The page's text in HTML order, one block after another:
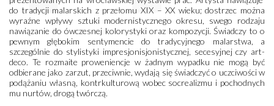
do tradycji malarskich z przełomu XIX – XX wieku; dostrzec można
wyraźne wpływy sztuki modernistycznego okresu, swego rodzaju
nawiązanie do ówczesnej kolorystyki oraz kompozycji. Świadczy to o
pewnym głębokim sentymencie do tradycyjnego malarstwa, a
szczególnie do stylistyki impresjonisjonistycznej, secesyjnej czy art-
deco. Te rozmaite proweniencje w żadnym wypadku nie mogą być
odbierane jako zarzut, przeciwnie, wydają się świadczyć o uczciwości w
podążaniu własną, kontrkulturową wobec socrealizmu i pochodnych
mu nurtów, drogą twórczą.